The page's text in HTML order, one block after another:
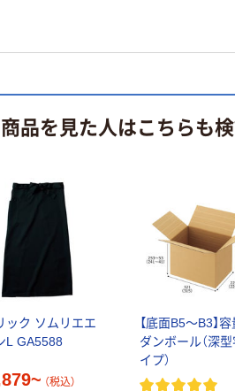
品を見た人はこちらも
ック ソムリエエ
L GA5588
（税込）
【底面B5～B3】
ダンボール（深
イプ）
へ